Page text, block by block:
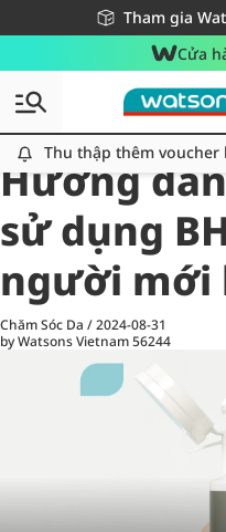
Tham gia
Miễn phí giao
Giao hàng nhanh 24h
Cửa
Thu thập thêm voucher
All
Chăm Sóc Cá Nhân
Hướng
sử dụng
người mới
Chăm Sóc Da /2024-08-31
by Watsons Vietnam56244